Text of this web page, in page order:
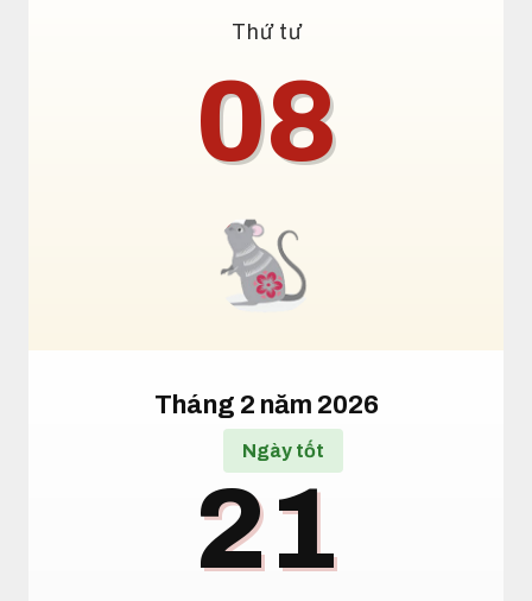
Thứ tư
08
Tháng 2 năm 2026
Ngày tốt
21